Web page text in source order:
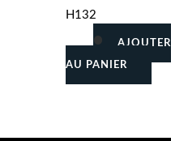
H132
AJOUTER
AU PANIER